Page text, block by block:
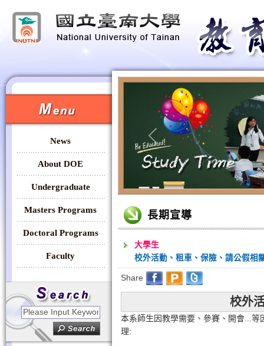
:::
News
About DOE
Undergraduate
Masters Programs
Doctoral Programs
Faculty
Previous
長期宣導
大學生
校外活動、租車、保險、請公假相
Share
校外
本系師生因教學需要、參賽、開會...
理: